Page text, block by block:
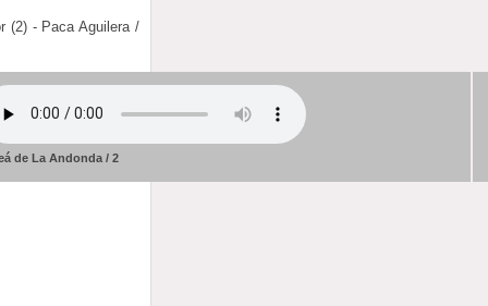
(2) - Paca Aguilera /
de La Andonda / 2